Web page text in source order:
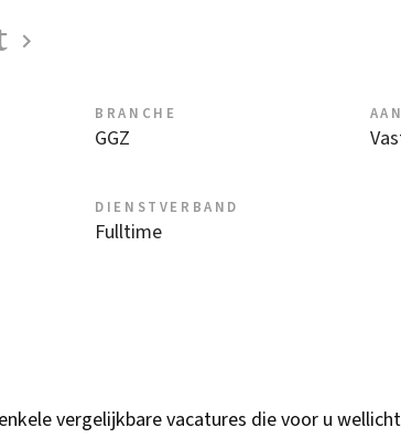
BRANCHE
GGZ
DIENSTVERBAND
Fulltime
vergelijkbare vacatures die voor u wellicht